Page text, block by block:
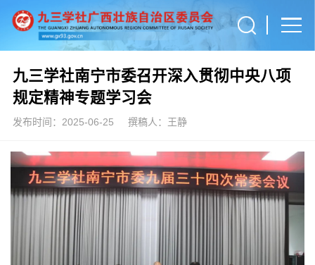
九三学社南宁市委召开深入贯彻中央八项
规定精神专题学习会
发布时间：2025-06-25 撰稿人：王静